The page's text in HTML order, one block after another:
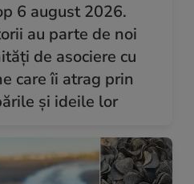
6 august 2026.
au parte de noi
de asociere cu
care îi atrag prin
și ideile lor